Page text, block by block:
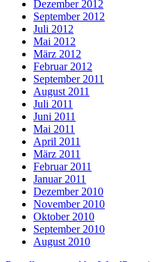
Dezember 2012
September 2012
Juli 2012
Mai 2012
März 2012
Februar 2012
September 2011
August 2011
Juli 2011
Juni 2011
Mai 2011
April 2011
März 2011
Februar 2011
Januar 2011
Dezember 2010
November 2010
Oktober 2010
September 2010
August 2010